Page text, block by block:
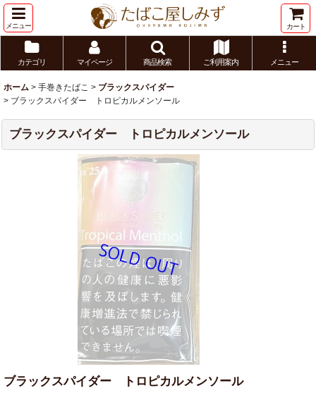
メニュー カート
カテゴリ マイページ 商品検索 ご利用案内 メニュー
ホーム > 手巻きたばこ > ブラックスパイダー
> ブラックスパイダー トロピカルメンソール
ブラックスパイダー トロピカルメンソール
ブラックスパイダー トロピカルメンソール